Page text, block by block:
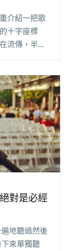
介紹一把歌
十字座標
流傳，半假
閱讀全文
對是必經
地聽過然後
來單獨聽